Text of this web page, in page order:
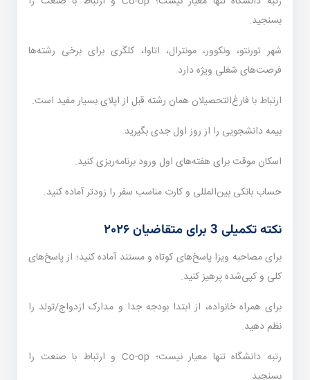
بسنجید.
شهر تورنتو، ونکوور، مونترال، اتاوا، کلگری برای برخی رشته‌ها
فرصت‌های شغلی ویژه دارد.
ارتباط با فارغ‌التحصیلان همان رشته قبل از اپلای بسیار مفید است.
بیمه دانشجویی را از روز اول جدی بگیرید.
اسکان موقت برای هفته‌های اول ورود برنامه‌ریزی کنید.
حساب بانکی بین‌المللی و کارت مناسب سفر را زودتر آماده کنید.
نکته تکمیلی 3 برای متقاضیان ۲۰۲۶
برای مصاحبه ویزا پاسخ‌های کوتاه و مستند آماده کنید؛ از پاسخ‌های
کلی و کپی‌شده پرهیز کنید.
برای همراه خانواده، از ابتدا بودجه جدا و مدارک ازدواج/تولد را
نظم دهید.
رتبه دانشگاه تنها معیار نیست؛ Co-op و ارتباط با صنعت را
بسنجید.